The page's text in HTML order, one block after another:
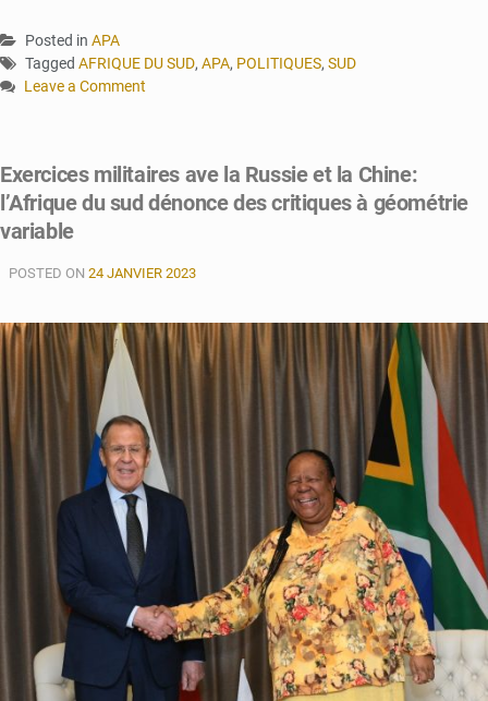
Posted in APA
Tagged AFRIQUE DU SUD, APA, POLITIQUES, SUD
Leave a Comment
l’opposition
manifeste
contre
crise
provoquée
Exercices militaires ave la Russie et la Chine:
l’Afrique du sud dénonce des critiques à géométrie
variable
POSTED ON 24 JANVIER 2023